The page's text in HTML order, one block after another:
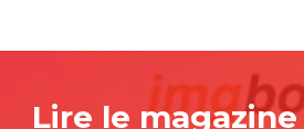
Lire le magazine